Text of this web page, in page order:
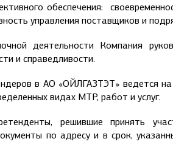
обеспечения:
управления поставщиков и
деятельности Компания
и справедливости.
в АО «ОЙЛГАЗТЭТ» ведется
видах МТР, работ и услуг.
решившие принять
по адресу и в срок,